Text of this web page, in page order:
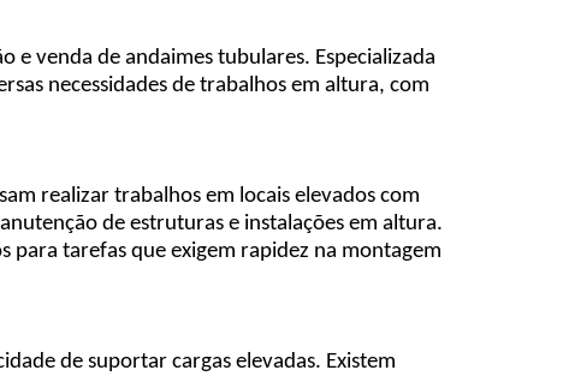
e venda de andaimes tubulares. Especializada
necessidades de trabalhos em altura, com
realizar trabalhos em locais elevados com
de estruturas e instalações em altura.
para tarefas que exigem rapidez na montagem
de suportar cargas elevadas. Existem